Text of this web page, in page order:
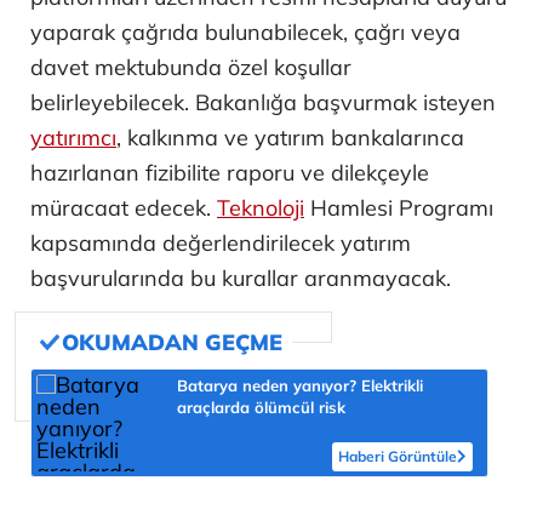
yaparak çağrıda bulunabilecek, çağrı veya
davet mektubunda özel koşullar
belirleyebilecek. Bakanlığa başvurmak isteyen
yatırımcı, kalkınma ve yatırım bankalarınca
hazırlanan fizibilite raporu ve dilekçeyle
müracaat edecek. Teknoloji Hamlesi Programı
kapsamında değerlendirilecek yatırım
başvurularında bu kurallar aranmayacak.
Batarya neden yanıyor? Elektrikli
araçlarda ölümcül risk
Haberi Görüntüle